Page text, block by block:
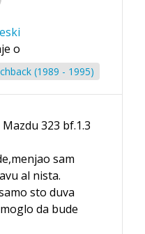
o
(1989 - 1995)
323 bf.1.3
sam
al nista.
sto duva
da bude